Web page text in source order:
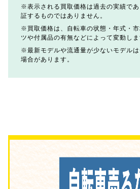
表示される買取価格は過去の実績で
証するものではありません。
買取価格は、自転車の状態・年式・
ツや付属品の有無などによって変動しま
最新モデルや流通量が少ないモデル
場合があります。